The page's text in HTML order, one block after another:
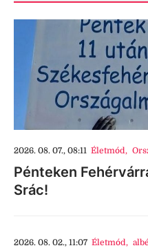
2026. 08. 07., 08:11 Életmód,
Pénteken
Srác!
2026. 08. 02., 11:07 Életmód,